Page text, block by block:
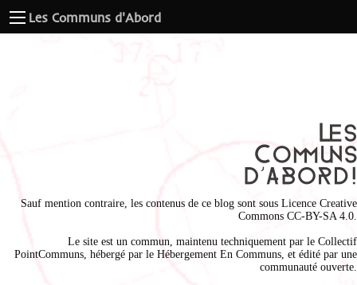
Les Communs d'Abord
Sauf mention contraire, les contenus de ce blog sont sous Licence Creative
Commons CC-BY-SA 4.0
Le site est un commun, maintenu techniquement par le Collectif
PointCommuns , hébergé par le Hébergement En Communs , et édité par une
communauté ouverte.